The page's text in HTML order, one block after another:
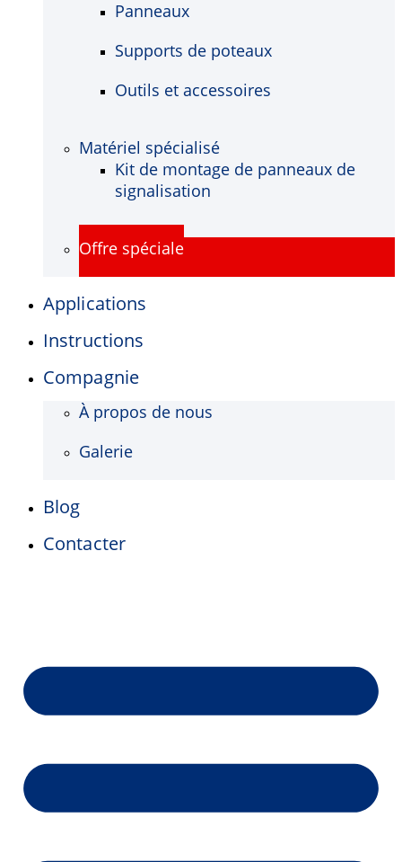
Panneaux
Supports de poteaux
Outils et accessoires
Matériel spécialisé
Kit de montage de panneaux de
signalisation
Offre spéciale
Applications
Instructions
Compagnie
À propos de nous
Galerie
Blog
Contacter